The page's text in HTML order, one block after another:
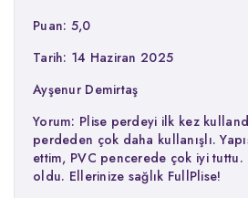
Puan: 5,0
Tarih: 14 Haziran 2025
Ayşenur Demirtaş
Yorum: Plise perdeyi ilk kez
perdeden çok daha kullanışlı.
ettim, PVC pencerede çok iyi
oldu. Ellerinize sağlık FullPlise!